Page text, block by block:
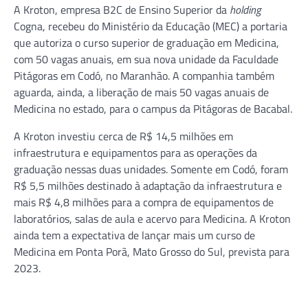
A Kroton, empresa B2C de Ensino Superior da holding
Cogna, recebeu do Ministério da Educação (MEC) a portaria
que autoriza o curso superior de graduação em Medicina,
com 50 vagas anuais, em sua nova unidade da Faculdade
Pitágoras em Codó, no Maranhão. A companhia também
aguarda, ainda, a liberação de mais 50 vagas anuais de
Medicina no estado, para o campus da Pitágoras de Bacabal.
A Kroton investiu cerca de R$ 14,5 milhões em
infraestrutura e equipamentos para as operações da
graduação nessas duas unidades. Somente em Codó, foram
R$ 5,5 milhões destinado à adaptação da infraestrutura e
mais R$ 4,8 milhões para a compra de equipamentos de
laboratórios, salas de aula e acervo para Medicina. A Kroton
ainda tem a expectativa de lançar mais um curso de
Medicina em Ponta Porã, Mato Grosso do Sul, prevista para
2023.